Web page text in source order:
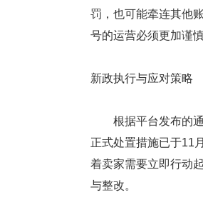
罚，也可能牵连其他
号的运营必须更加谨慎
新政执行与应对策略
根据平台发布的通
正式处置措施已于11
着卖家需要立即行动
与整改。